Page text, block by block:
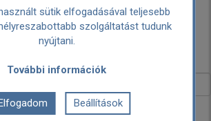
sütik elfogadásával teljesebb
szolgáltatást tudunk
nyújtani.
További információk
Beállítások